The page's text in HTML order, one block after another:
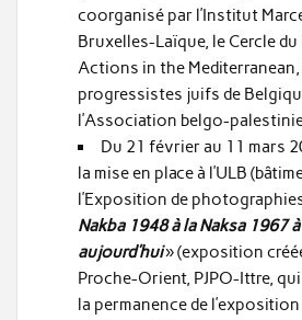
coorganisé par l’Institut
Bruxelles-Laïque, le Cercle du
Actions in the Mediterranean,
progressistes juifs de
l’Association belgo-
Du 21 février au 11 mars
la mise en place à l’ULB
l’Exposition de
Nakba 1948 à la Naksa 1967 à
aujourd’hui» (exposition
Proche-Orient, PJPO-Ittre,
la permanence de